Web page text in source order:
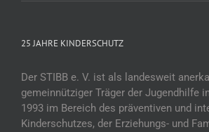
25 JAHRE KINDERSCHUTZ
Der STIBB e. V. ist als landesweit
gemeinnütziger Träger der Jugendhilfe
1993 im Bereich des präventiven und
Kinderschutzes, der Erziehungs- und